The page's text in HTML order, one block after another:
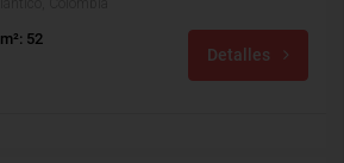
m²: 52
Detalles